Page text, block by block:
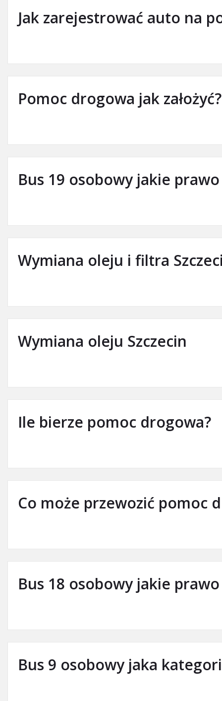
Jak zarejestrować auto na
Pomoc drogowa jak założyć?
Bus 19 osobowy jakie
Wymiana oleju i filtra
Wymiana oleju Szczecin
Ile bierze pomoc drogowa?
Co może przewozić pomoc
Bus 18 osobowy jakie
Bus 9 osobowy jaka